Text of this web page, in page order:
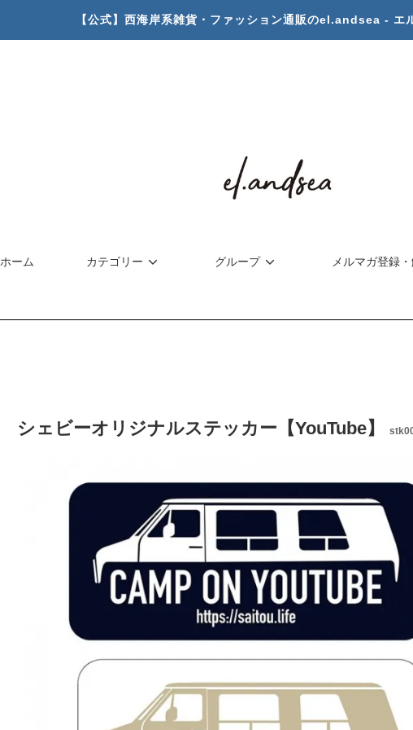
【公式】西海岸系雑貨・ファッション通販のel.andsea - エ
ホーム カテゴリー グループ メルマガ登録
シェビーオリジナルステッカー【YouTube】